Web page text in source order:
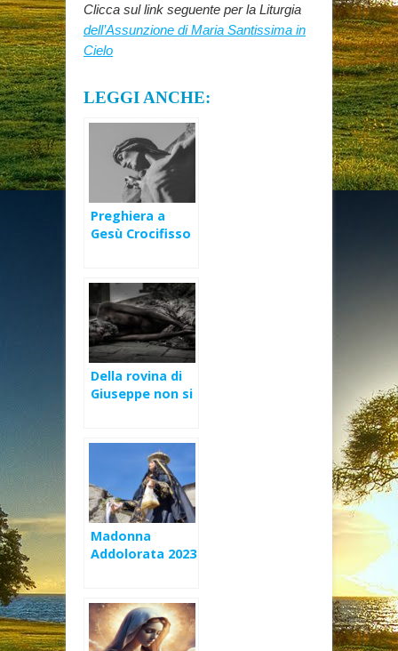
Clicca sul link seguente per la Liturgia
dell’Assunzione di Maria Santissima in
Cielo
LEGGI ANCHE:
Preghiera a
Gesù Crocifisso
Della rovina di
Giuseppe non si
Madonna
Addolorata 2023